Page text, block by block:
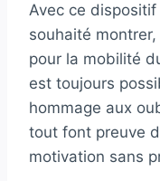
Avec ce
souhaité
pour la mobilité
est toujours
hommage aux
tout font preuve
motivation sans